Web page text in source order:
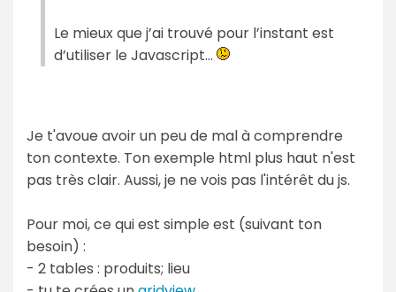
Le mieux que j’ai trouvé pour l’instant est
d’utiliser le Javascript…
Je t'avoue avoir un peu de mal à comprendre
ton contexte. Ton exemple html plus haut n'est
pas très clair. Aussi, je ne vois pas l'intérêt du js.
Pour moi, ce qui est simple est (suivant ton
besoin) :
- 2 tables : produits; lieu